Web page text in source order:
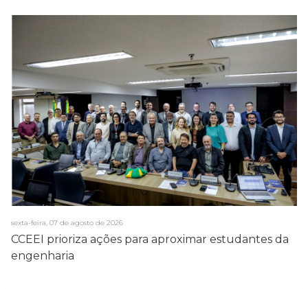
sexta-feira, 07 de agosto de 2026
CCEEI prioriza ações para aproximar estudantes da
engenharia